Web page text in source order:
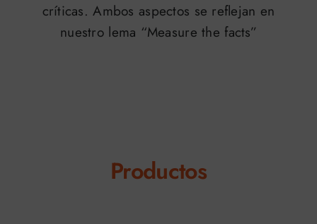
críticas. Ambos aspectos se reflejan en
nuestro lema “Measure the facts”
Productos